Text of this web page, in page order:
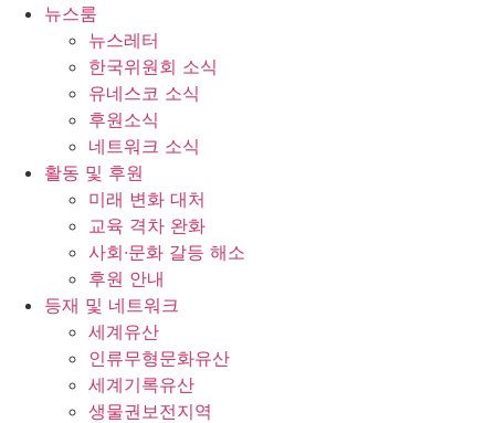
뉴스룸
뉴스레터
한국위원회 소식
유네스코 소식
후원소식
네트워크 소식
활동 및 후원
미래 변화 대처
교육 격차 완화
사회∙문화 갈등 해소
후원 안내
등재 및 네트워크
세계유산
인류무형문화유산
세계기록유산
생물권보전지역